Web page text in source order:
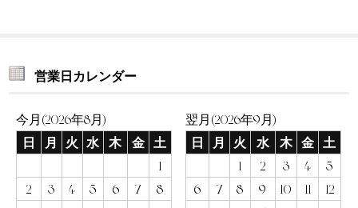
営業日カレンダー
今月(2026年8月)
日
月 火 水 木 金
土
1
2
3 4 5 6 7
8
翌月(2026年9月)
日
月 火 水 木 金
土
1
2 3 4
5
6
7 8 9 10 11
12